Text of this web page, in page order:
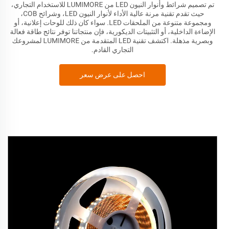
تم تصميم شرائط وأنوار النيون LED من LUMIMORE للاستخدام التجاري،
حيث تقدم تقنية مرنة عالية الأداء لأنوار النيون LED، وشرائح COB،
ومجموعة متنوعة من الملحقات LED. سواء كان ذلك للوحات إعلانية، أو
الإضاءة الداخلية، أو التثبيتات الديكورية، فإن منتجاتنا توفر نتائج طاقة فعالة
وبصرية مذهلة. اكتشف تقنية LED المتقدمة من LUMIMORE لمشروعك
التجاري القادم.
احصل على عرض سعر